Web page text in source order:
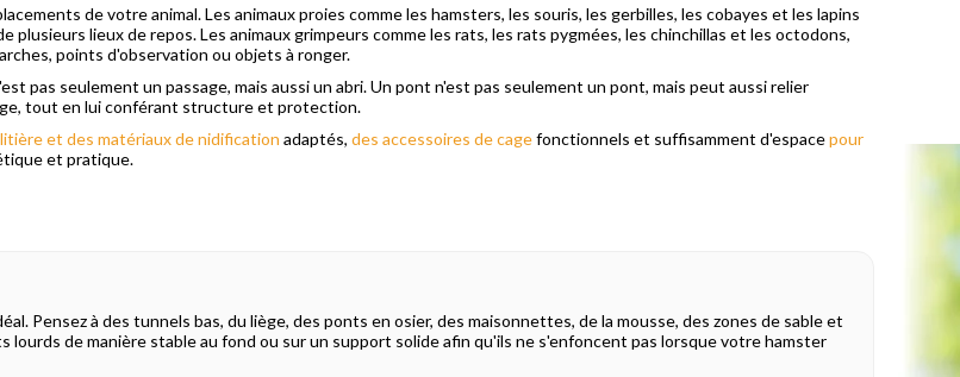
de votre animal. Les animaux proies comme les hamsters, les souris, les gerbilles, les cobayes et les lapins
lieux de repos. Les animaux grimpeurs comme les rats, les rats pygmées, les chinchillas et les octodons,
points d'observation ou objets à ronger.
pas seulement un passage, mais aussi un abri. Un pont n'est pas seulement un pont, mais peut aussi relier
tout en lui conférant structure et protection.
et des matériaux de nidification adaptés, des accessoires de cagefonctionnels et suffisamment d'espacepour
et pratique.
Pensez à des tunnels bas, du liège, des ponts en osier, des maisonnettes, de la mousse, des zones de sable et
lourds de manière stable au fond ou sur un support solide afin qu'ils ne s'enfoncent pas lorsque votre hamster